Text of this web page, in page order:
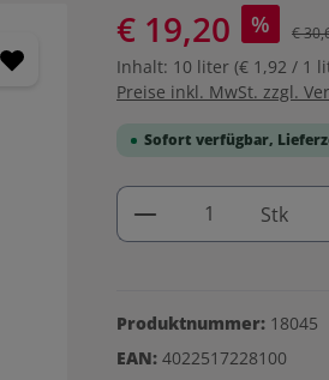
€ 19,20 % €
Inhalt: 10 liter (€ 1,92 / 1
Preise inkl. MwSt. zzgl.
Sofort verfügbar,
Produkt Stk
Produktnummer: 18045
EAN: 4022517228100